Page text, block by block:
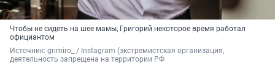
Чтобы не сидеть на шее мамы, Григорий некоторое время работал
официантом
Источник: grimiro_ / Instagram (экстремистская организация,
деятельность запрещена на территории РФ